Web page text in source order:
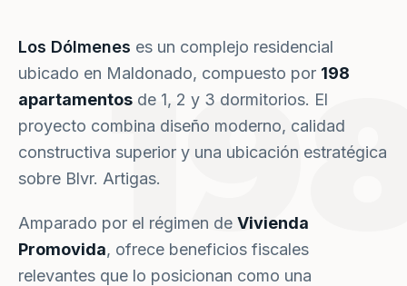
Los Dólmenes es un complejo residencial
ubicado en Maldonado, compuesto por 198
apartamentos de 1, 2 y 3 dormitorios. El
proyecto combina diseño moderno, calidad
constructiva superior y una ubicación estratégica
sobre Blvr. Artigas.
Amparado por el régimen de Vivienda
Promovida, ofrece beneficios fiscales
relevantes que lo posicionan como una